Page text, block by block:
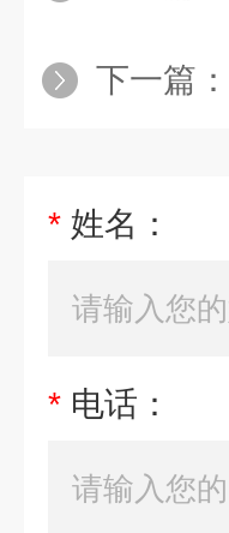
下一篇：
* 姓名：
* 电话：